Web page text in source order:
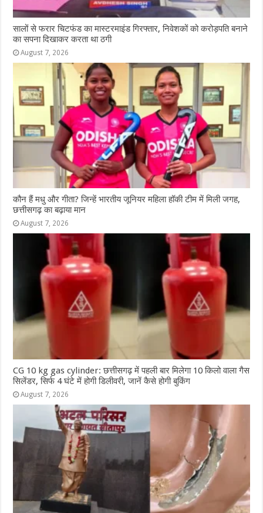
सालों से फरार चिटफंड का मास्टरमाइंड गिरफ्तार, निवेशकों को करोड़पति बनाने
का सपना दिखाकर करता था ठगी
August 7, 2026
कौन हैं मधु और गीता? जिन्हें भारतीय जूनियर महिला हॉकी टीम में मिली जगह,
छत्तीसगढ़ का बढ़ाया मान
August 7, 2026
CG 10 kg gas cylinder: छत्तीसगढ़ में पहली बार मिलेगा 10 किलो वाला गैस
सिलेंडर, सिर्फ 4 घंटे में होगी डिलीवरी, जानें कैसे होगी बुकिंग
August 7, 2026